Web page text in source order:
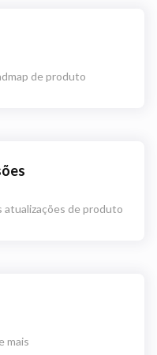
de produto
atualizações de produto
mais